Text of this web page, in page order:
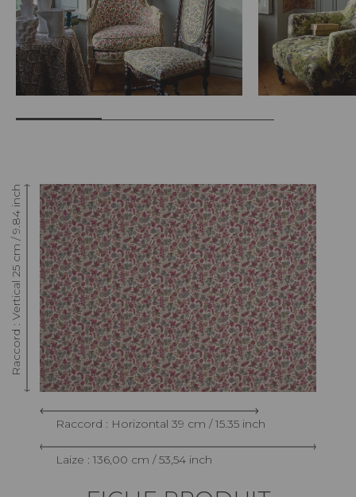
Raccord : Vertical 25 cm / 9.84 inch
Raccord : Horizontal 39 cm / 15.35 inch
Laize : 136,00 cm / 53,54 inch